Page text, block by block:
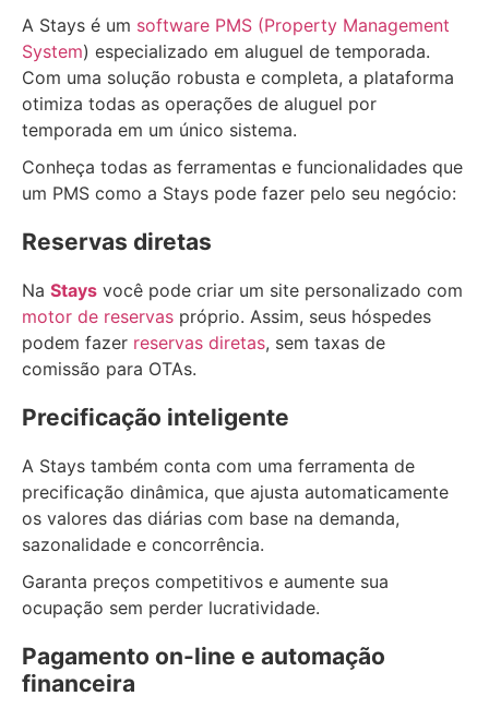
A Stays é um software PMS (Property Management
System) especializado em aluguel de temporada.
Com uma solução robusta e completa, a plataforma
otimiza todas as operações de aluguel por
temporada em um único sistema.
Conheça todas as ferramentas e funcionalidades que
um PMS como a Stays pode fazer pelo seu negócio:
Reservas diretas
Na Stays você pode criar um site personalizado com
motor de reservas próprio. Assim, seus hóspedes
podem fazer reservas diretas, sem taxas de
comissão para OTAs.
Precificação inteligente
A Stays também conta com uma ferramenta de
precificação dinâmica, que ajusta automaticamente
os valores das diárias com base na demanda,
sazonalidade e concorrência.
Garanta preços competitivos e aumente sua
ocupação sem perder lucratividade.
Pagamento on-line e automação
financeira